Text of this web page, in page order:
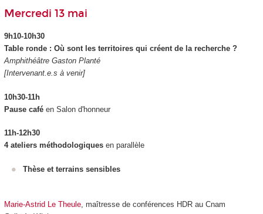
Mercredi 13 mai
9h10-10h30
Table ronde : Où sont les territoires qui créent de la recherche ?
Amphithéâtre Gaston Planté
[Intervenant.e.s à venir]
10h30-11h
Pause caféen Salon d'honneur
11h-12h30
4 ateliers méthodologiquesen parallèle
Thèse et terrains sensibles
Marie-Astrid Le Theule, maîtresse de conférences HDR au Cnam